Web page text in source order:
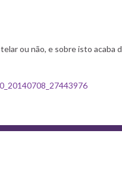
ou não, e sobre isto acaba